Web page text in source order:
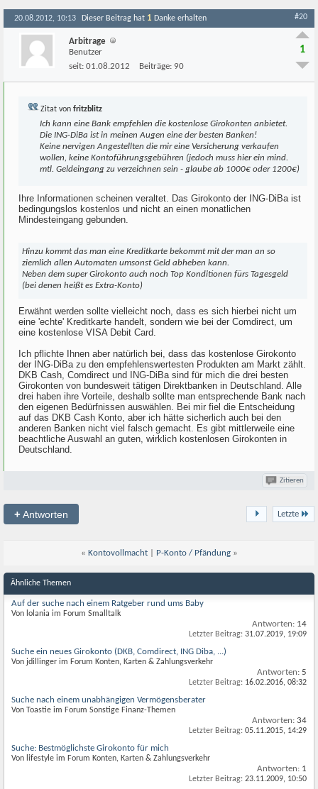
20.08.2012, 10:13 Dieser Beitrag hat 1 Danke erhalten #20
Arbitrage
Benutzer
seit: 01.08.2012 Beiträge: 90
1
Zitat von fritzblitz
Ich kann eine Bank empfehlen die kostenlose Girokonten anbietet.
Die ING-DiBa ist in meinen Augen eine der besten Banken!
Keine nervigen Angestellten die mir eine Versicherung verkaufen
wollen, keine Kontoführungsgebühren (jedoch muss hier ein mind.
mtl. Geldeingang zu verzeichnen sein - glaube ab 1000€ oder 1200€)
Ihre Informationen scheinen veraltet. Das Girokonto der ING-DiBa ist
bedingungslos kostenlos und nicht an einen monatlichen
Mindesteingang gebunden.
Hinzu kommt das man eine Kreditkarte bekommt mit der man an so
ziemlich allen Automaten umsonst Geld abheben kann.
Neben dem super Girokonto auch noch Top Konditionen fürs Tagesgeld
(bei denen heißt es Extra-Konto)
Erwähnt werden sollte vielleicht noch, dass es sich hierbei nicht um
eine 'echte' Kreditkarte handelt, sondern wie bei der Comdirect, um
eine kostenlose VISA Debit Card.
Ich pflichte Ihnen aber natürlich bei, dass das kostenlose Girokonto
der ING-DiBa zu den empfehlenswertesten Produkten am Markt zählt.
DKB Cash, Comdirect und ING-DiBa sind für mich die drei besten
Girokonten von bundesweit tätigen Direktbanken in Deutschland. Alle
drei haben ihre Vorteile, deshalb sollte man entsprechende Bank nach
den eigenen Bedürfnissen auswählen. Bei mir fiel die Entscheidung
auf das DKB Cash Konto, aber ich hätte sicherlich auch bei den
anderen Banken nicht viel falsch gemacht. Es gibt mittlerweile eine
beachtliche Auswahl an guten, wirklich kostenlosen Girokonten in
Deutschland.
Zitieren
+Antworten Letzte
« Kontovollmacht| P-Konto / Pfändung »
Ähnliche Themen
Auf der suche nach einem Ratgeber rund ums Baby
Von lolania im Forum Smalltalk
Antworten: 14
Letzter Beitrag: 31.07.2019, 19:09
Suche ein neues Girokonto (DKB, Comdirect, ING Diba, ...)
Von jdillinger im Forum Konten, Karten & Zahlungsverkehr
Antworten: 5
Letzter Beitrag: 16.02.2016, 08:32
Suche nach einem unabhängigen Vermögensberater
Von Toastie im Forum Sonstige Finanz-Themen
Antworten: 34
Letzter Beitrag: 05.11.2015, 14:29
Suche: Bestmöglichste Girokonto für mich
Von lifestyle im Forum Konten, Karten & Zahlungsverkehr
Antworten: 1
Letzter Beitrag: 23.11.2009, 10:50